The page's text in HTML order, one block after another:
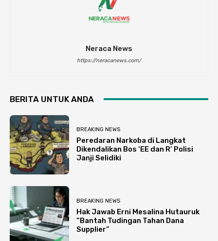
Neraca News
https://neracanews.com/
BERITA UNTUK ANDA
BREAKING NEWS
Peredaran Narkoba di Langkat
Dikendalikan Bos ‘EE dan R’ Polisi
Janji Selidiki
BREAKING NEWS
Hak Jawab Erni Mesalina Hutauruk
“Bantah Tudingan Tahan Dana
Supplier”